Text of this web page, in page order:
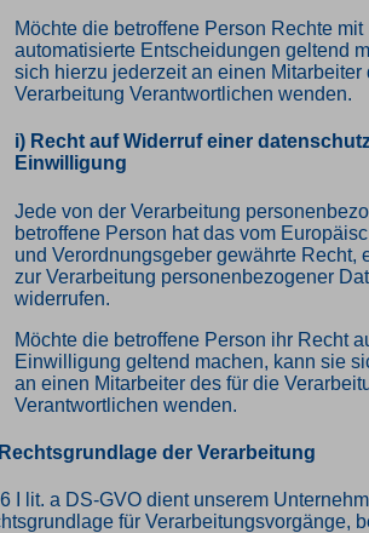
Möchte die betroffene Person Rechte mit
automatisierte Entscheidungen geltend
sich hierzu jederzeit an einen Mitarbeiter
Verarbeitung Verantwortlichen wenden.
i) Recht auf Widerruf einer
Einwilligung
Jede von der Verarbeitung
betroffene Person hat das vom
und Verordnungsgeber gewährte Recht,
zur Verarbeitung personenbezogener
widerrufen.
Möchte die betroffene Person ihr Recht
Einwilligung geltend machen, kann sie
an einen Mitarbeiter des für die
Verantwortlichen wenden.
der Verarbeitung
I lit. a DS-GVO dient unserem
für Verarbeitungsvorgänge,